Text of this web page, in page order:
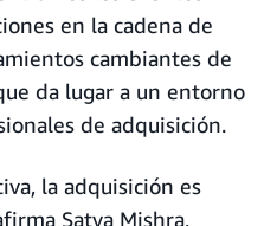
en la cadena de
cambiantes de
da lugar a un entorno
de adquisición.
la adquisición es
Satya Mishra,